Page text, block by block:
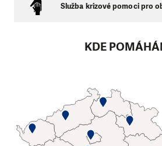
Služba krizové pomoci pro
KDE